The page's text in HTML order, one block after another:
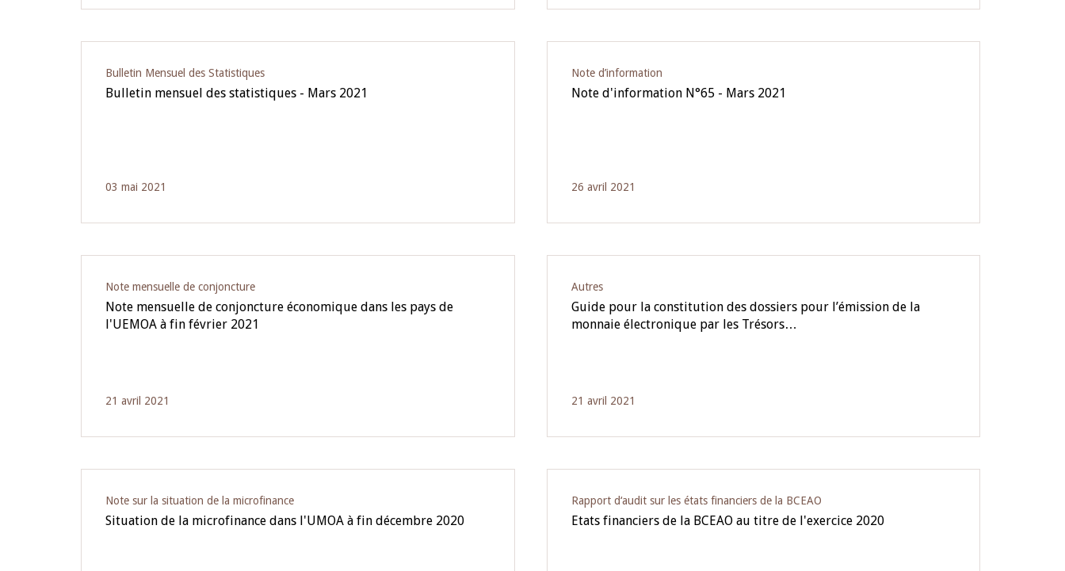
Bulletin Mensuel des Statistiques
Bulletin mensuel des statistiques - Mars 2021
03 mai 2021
Note d’information
Note d'information N°65 - Mars 2021
26 avril 2021
Note mensuelle de conjoncture
Note mensuelle de conjoncture économique dans les pays de
l'UEMOA à fin février 2021
21 avril 2021
Autres
Guide pour la constitution des dossiers pour l’émission de la
monnaie électronique par les Trésors…
21 avril 2021
Note sur la situation de la microfinance
Situation de la microfinance dans l'UMOA à fin décembre 2020
Rapport d‘audit sur les états financiers de la BCEAO
Etats financiers de la BCEAO au titre de l'exercice 2020